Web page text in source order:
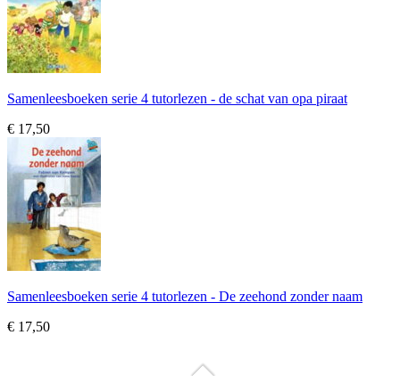
Samenleesboeken serie 4 tutorlezen - de schat van opa piraat
€ 17,50
Samenleesboeken serie 4 tutorlezen - De zeehond zonder naam
€ 17,50